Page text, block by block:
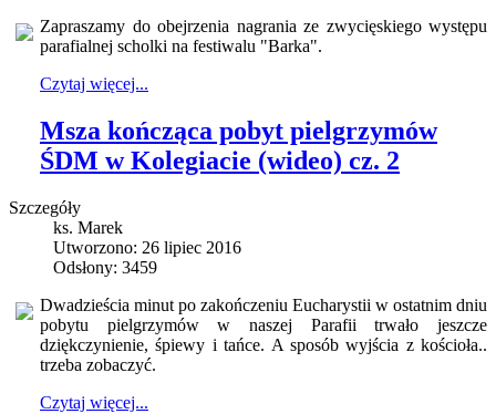
Zapraszamy do obejrzenia nagrania ze zwycięskiego występu
parafialnej scholki na festiwalu "Barka".
Czytaj więcej...
Msza kończąca pobyt pielgrzymów
ŚDM w Kolegiacie (wideo) cz. 2
Szczegóły
ks. Marek
Utworzono: 26 lipiec 2016
Odsłony: 3459
Dwadzieścia minut po zakończeniu Eucharystii w ostatnim dniu
pobytu pielgrzymów w naszej Parafii trwało jeszcze
dziękczynienie, śpiewy i tańce. A sposób wyjścia z kościoła..
trzeba zobaczyć.
Czytaj więcej...